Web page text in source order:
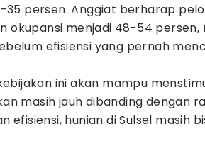
35 persen. Anggiat berharap
okupansi menjadi 48-54 persen,
efisiensi yang pernah
ini akan mampu
masih jauh dibanding dengan
efisiensi, hunian di Sulsel masih